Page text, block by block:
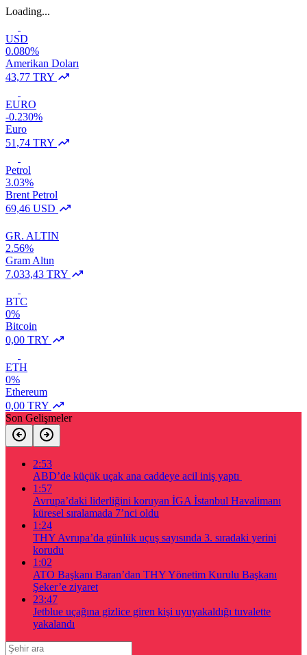
Loading...
USD
0.080%
Amerikan Doları
43,77 TRY
EURO
-0.230%
Euro
51,74 TRY
Petrol
3.03%
Brent Petrol
69,46 USD
GR. ALTIN
2.56%
Gram Altın
7.033,43 TRY
BTC
0%
Bitcoin
0,00 TRY
ETH
0%
Ethereum
0,00 TRY
Son Gelişmeler
2:53
ABD’de küçük uçak ana caddeye acil iniş yaptı
1:57
Avrupa’daki liderliğini koruyan İGA İstanbul Havalimanı
küresel sıralamada 7’nci oldu
1:24
THY Avrupa’da günlük uçuş sayısında 3. sıradaki yerini
korudu
1:02
ATO Başkanı Baran’dan THY Yönetim Kurulu Başkanı
Şeker’e ziyaret
23:47
Jetblue uçağına gizlice giren kişi uyuyakaldığı tuvalette
yakalandı